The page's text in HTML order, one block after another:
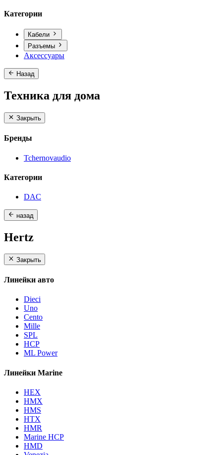
Категории
Кабели
Разъемы
Аксессуары
Назад
Техника для дома
Закрыть
Бренды
Tchernovaudio
Категории
DAC
назад
Hertz
Закрыть
Линейки авто
Dieci
Uno
Cento
Mille
SPL
HCP
ML Power
Линейки Marine
HEX
HMX
HMS
HTX
HMR
Marine HCP
HMD